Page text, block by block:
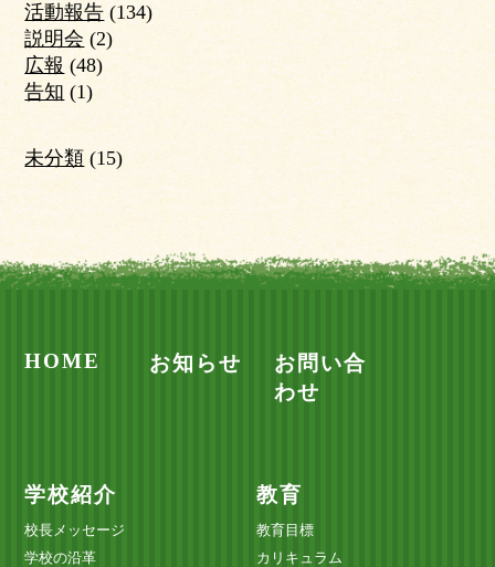
活動報告 (134)
説明会 (2)
広報 (48)
告知 (1)
未分類 (15)
HOME お知らせ
お問い合
わせ
学校紹介
校長メッセージ
学校の沿革
教育
教育目標
カリキュラム